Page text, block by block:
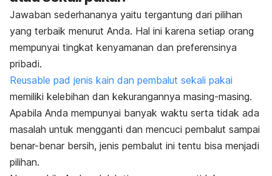
Jawaban sederhananya yaitu tergantung dari pilihan
yang terbaik menurut Anda. Hal ini karena setiap orang
mempunyai tingkat kenyamanan dan preferensinya
pribadi.
Reusable pad jenis kain dan pembalut sekali pakai
memiliki kelebihan dan kekurangannya masing-masing.
Apabila Anda mempunyai banyak waktu serta tidak ada
masalah untuk mengganti dan mencuci pembalut sampai
benar-benar bersih, jenis pembalut ini tentu bisa menjadi
pilihan.